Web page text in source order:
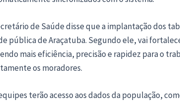
de Saúde disse que a implantação dos
pública de Araçatuba. Segundo ele, vai
mais eficiência, precisão e rapidez para o
os moradores.
terão acesso aos dados da população,